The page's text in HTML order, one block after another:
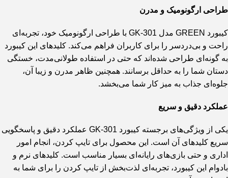
طراحی ارگونومیک و مدرن
کیبورد GREEN مدل GK-301 با طراحی ارگونومیک خود، تجربه‌ای
راحت و بی‌دردسر را برای کاربران فراهم می‌کند. کلیدهای این کیبورد
به گونه‌ای طراحی شده‌اند که حتی در استفاده طولانی‌مدت، خستگی
دستان شما را به حداقل برسانند. همچنین ظاهر مدرن و زیبا آن،
جلوه‌ای جذاب به میز کار شما می‌بخشد.
عملکرد دقیق و سریع
یکی از ویژگی‌های برجسته کیبورد GK-301 عملکرد دقیق و پاسخگویی
سریع کلیدهای آن است. این محصول برای تایپ کردن، انجام امور
اداری و حتی بازی‌های رایانه‌ای بسیار مناسب است. کلیدهای نرم و
بادوام این کیبورد، تجربه‌ای لذت‌بخش از تایپ کردن را برای شما به